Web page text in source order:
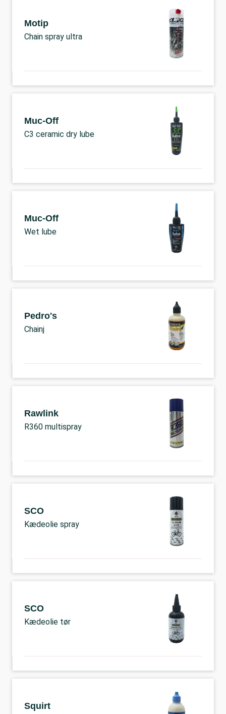
Motip
Chain spray ultra
Muc-Off
C3 ceramic dry lube
Muc-Off
Wet lube
Pedro's
Chainj
Rawlink
R360 multispray
SCO
Kædeolie spray
SCO
Kædeolie tør
Squirt